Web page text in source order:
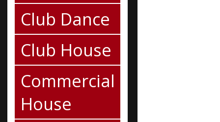
Club Dance
Club House
Commercial
House